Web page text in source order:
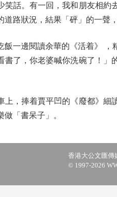
。有一回，我和朋友相約
路狀況，結果「砰」的一聲
邊閱讀余華的《活着》 ，
書了，你老婆喊你洗碗了！
捧着賈平凹的《廢都》細
「書呆子」。
香港大公文匯傳
© 1997-2026